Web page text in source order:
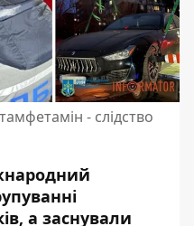
- слідство
а заснували